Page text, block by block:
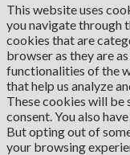
This website uses
you navigate through
cookies that are
browser as they are
functionalities of the
that help us analyze
These cookies will
consent. You also
But opting out of
your browsing